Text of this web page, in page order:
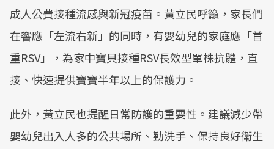
成人公費接種流感與新冠疫苗。黃立民呼籲，家長們
在響應「左流右新」的同時，有嬰幼兒的家庭應「首
重RSV」，為家中寶貝接種RSV長效型單株抗體，直
接、快速提供寶寶半年以上的保護力。
此外，黃立民也提醒日常防護的重要性。建議減少帶
嬰幼兒出入人多的公共場所、勤洗手、保持良好衛生